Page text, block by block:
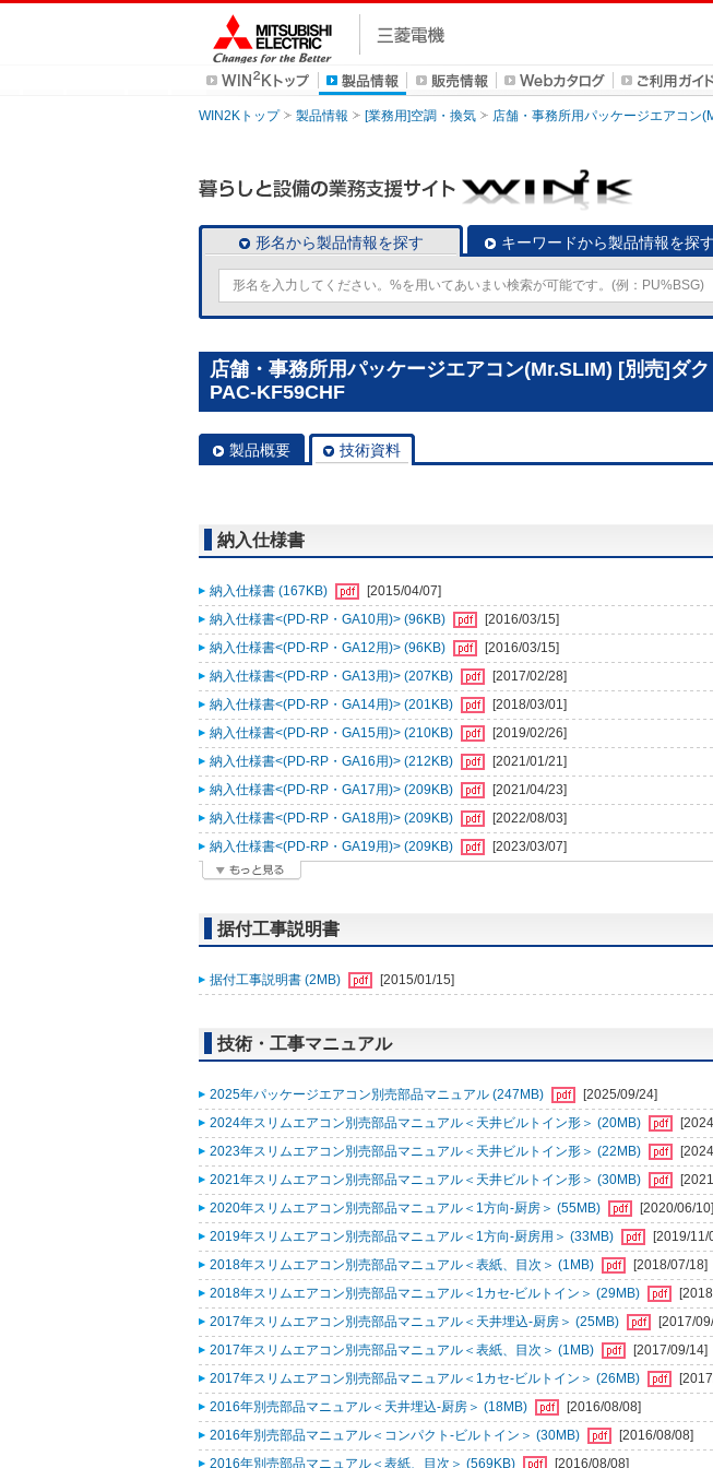
WIN2Kトップ 製品情報 [業務用]空調・換気 店舗・事務所用パッケージエアコン
形名から製品情報を探す キーワードから製品情報を探す
店舗・事務所用パッケージエアコン(Mr.SLIM) [別売]ダ
PAC-KF59CHF
製品概要 技術資料
納入仕様書
納入仕様書 (167KB)
[2015/04/07]
納入仕様書<(PD-RP・GA10用)> (96KB)
[2016/03/15]
納入仕様書<(PD-RP・GA12用)> (96KB)
[2016/03/15]
納入仕様書<(PD-RP・GA13用)> (207KB)
[2017/02/28]
納入仕様書<(PD-RP・GA14用)> (201KB)
[2018/03/01]
納入仕様書<(PD-RP・GA15用)> (210KB)
[2019/02/26]
納入仕様書<(PD-RP・GA16用)> (212KB)
[2021/01/21]
納入仕様書<(PD-RP・GA17用)> (209KB)
[2021/04/23]
納入仕様書<(PD-RP・GA18用)> (209KB)
[2022/08/03]
納入仕様書<(PD-RP・GA19用)> (209KB)
[2023/03/07]
据付工事説明書
据付工事説明書 (2MB) [2015/01/15]
技術・工事マニュアル
2025年パッケージエアコン別売部品マニュアル (247MB)
[2025/09/24]
2024年スリムエアコン別売部品マニュアル＜天井ビルトイン形＞ (20MB)
2023年スリムエアコン別売部品マニュアル＜天井ビルトイン形＞ (22MB)
2021年スリムエアコン別売部品マニュアル＜天井ビルトイン形＞ (30MB)
2020年スリムエアコン別売部品マニュアル＜1方向-厨房＞ (55MB)
[2020/06/10]
2019年スリムエアコン別売部品マニュアル＜1方向-厨房用＞ (33MB)
[2019/11/
2018年スリムエアコン別売部品マニュアル＜表紙、目次＞ (1MB)
[2018/07/18]
2018年スリムエアコン別売部品マニュアル＜1カセ-ビルトイン＞ (29MB)
2017年スリムエアコン別売部品マニュアル＜天井埋込-厨房＞ (25MB)
[2017/
2017年スリムエアコン別売部品マニュアル＜表紙、目次＞ (1MB)
[2017/09/14]
2017年スリムエアコン別売部品マニュアル＜1カセ-ビルトイン＞ (26MB)
2016年別売部品マニュアル＜天井埋込-厨房＞ (18MB)
[2016/08/08]
2016年別売部品マニュアル＜コンパクト-ビルトイン＞ (30MB)
[2016/08/08]
2016年別売部品マニュアル＜表紙、目次＞ (569KB)
[2016/08/08]